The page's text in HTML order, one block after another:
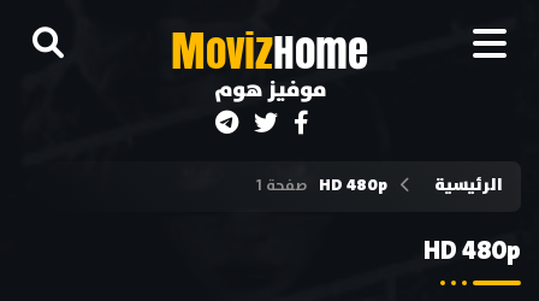
MovizHome
موفيز هوم
الرئيسية HD 480p صفحة 1
HD 480p